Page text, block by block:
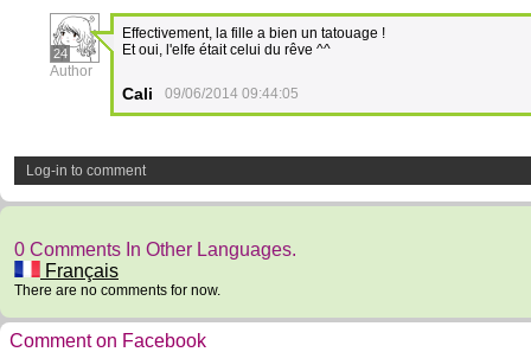
24
Author
Effectivement, la fille a bien un tatouage !
Et oui, l'elfe était celui du rêve ^^
Cali 09/06/2014 09:44:05
Log-in to comment
0 Comments In Other Languages.
Français
There are no comments for now.
Comment on Facebook